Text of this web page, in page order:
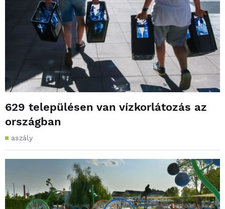
629 településen van vízkorlátozás az
országban
aszály